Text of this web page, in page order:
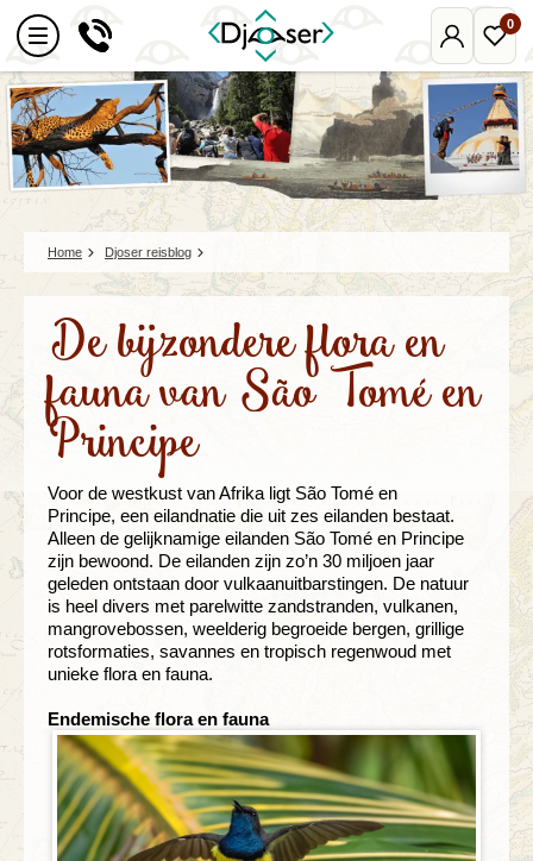
Mijn
Djoser
0
Home Djoser reisblog
De bijzondere flora en
fauna van São Tomé en
Principe
Voor de westkust van Afrika ligt São Tomé en
Principe, een eilandnatie die uit zes eilanden bestaat.
Alleen de gelijknamige eilanden São Tomé en Principe
zijn bewoond. De eilanden zijn zo’n 30 miljoen jaar
geleden ontstaan door vulkaanuitbarstingen. De natuur
is heel divers met parelwitte zandstranden, vulkanen,
mangrovebossen, weelderig begroeide bergen, grillige
rotsformaties, savannes en tropisch regenwoud met
unieke flora en fauna.
Endemische flora en fauna